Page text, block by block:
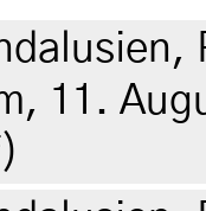
11.